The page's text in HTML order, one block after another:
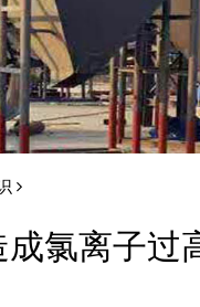
氯离子过